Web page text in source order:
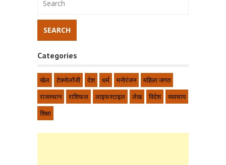
Categories
खेल टेक्नोलॉजी देश धर्म मनोरंजन
महिला जगत
राजस्थान
राशिफल लाइफस्टाइल लेख विदेश
व्यवसाय
शिक्षा